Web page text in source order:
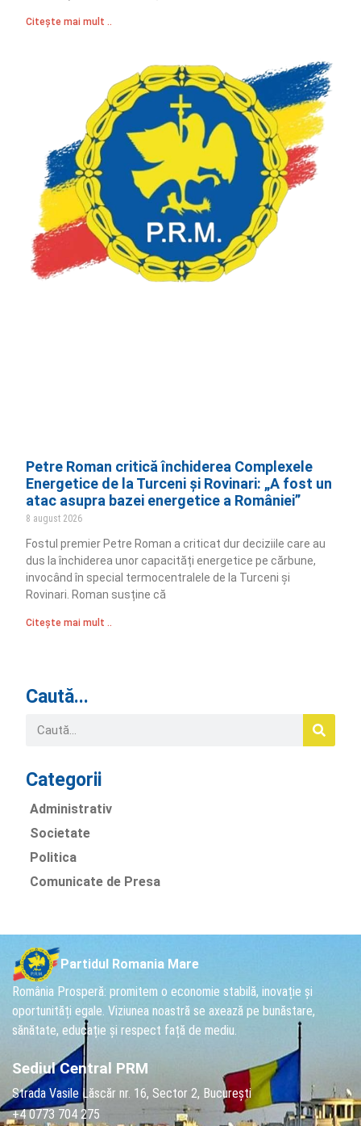
Citește mai mult ..
Petre Roman critică închiderea Complexele
Energetice de la Turceni și Rovinari: „A fost un
atac asupra bazei energetice a României”
8 august 2026
Fostul premier Petre Roman a criticat dur deciziile care au
dus la închiderea unor capacități energetice pe cărbune,
invocând în special termocentralele de la Turceni și
Rovinari. Roman susține că
Citește mai mult ..
Caută...
Categorii
Administrativ
Societate
Politica
Comunicate de Presa
Partidul Romania Mare
România Prosperă: promitem o economie stabilă, inovație și
oportunități egale. Viziunea noastră se axează pe bunăstare,
sănătate, educație și respect față de mediu.
Sediul Central PRM
Strada Vasile Lăscăr nr. 16, Sector 2, București
+4 0773 704 275